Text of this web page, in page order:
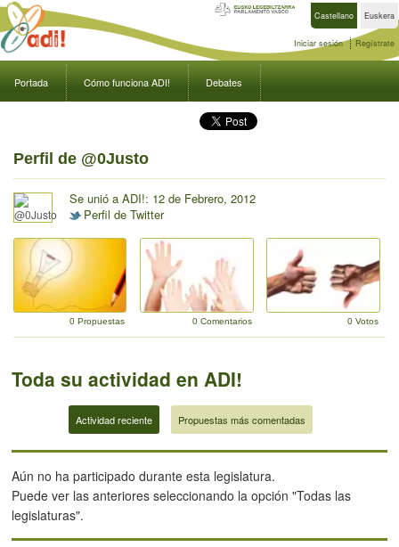
Castellano Euskera
Iniciar sesión Regístrate
Portada Cómo funciona ADI! Debates
Perfil de @0Justo
Se unió a ADI!: 12 de Febrero, 2012
Perfil de Twitter
0 Propuestas 0 Comentarios 0 Votos
Toda su actividad en ADI!
Actividad reciente Propuestas más comentadas
Aún no ha participado durante esta legislatura.
Puede ver las anteriores seleccionando la opción "Todas las
legislaturas".